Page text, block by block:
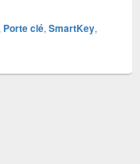
Porte clé, SmartKey,